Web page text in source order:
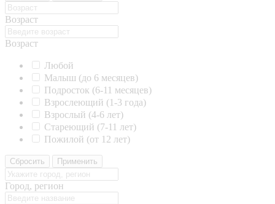
Возраст
Возраст
Любой
Малыш (до 6 месяцев)
Подросток (6-11 месяцев)
Взрослеющий (1-3 года)
Взрослый (4-6 лет)
Стареющий (7-11 лет)
Пожилой (от 12 лет)
Сбросить Применить
Город, регион